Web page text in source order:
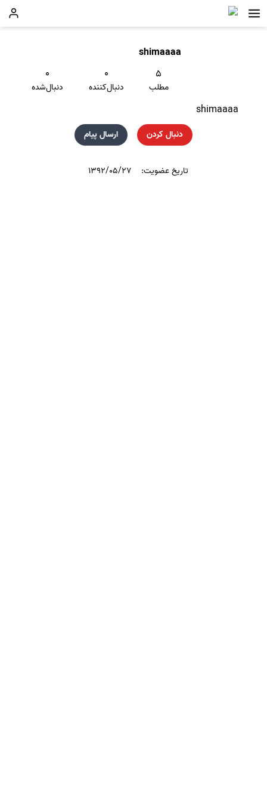
shimaaaa
۵
مطلب
۰
دنبال‌کننده
۰
دنبال‌شده
shimaaaa
دنبال کردن ارسال پیام
تاریخ عضویت: ۱۳۹۲/۰۵/۲۷